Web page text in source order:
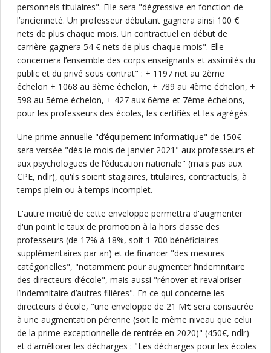
personnels titulaires". Elle sera "dégressive en fonction de
l’ancienneté. Un professeur débutant gagnera ainsi 100 €
nets de plus chaque mois. Un contractuel en début de
carrière gagnera 54 € nets de plus chaque mois". Elle
concernera l’ensemble des corps enseignants et assimilés du
public et du privé sous contrat" : + 1197 net au 2ème
échelon + 1068 au 3ème échelon, + 789 au 4ème échelon, +
598 au 5ème échelon, + 427 aux 6ème et 7ème échelons,
pour les professeurs des écoles, les certifiés et les agrégés.
Une prime annuelle "d’équipement informatique" de 150€
sera versée "dès le mois de janvier 2021" aux professeurs et
aux psychologues de l’éducation nationale" (mais pas aux
CPE, ndlr), qu'ils soient stagiaires, titulaires, contractuels, à
temps plein ou à temps incomplet.
L'autre moitié de cette enveloppe permettra d'augmenter
d'un point le taux de promotion à la hors classe des
professeurs (de 17% à 18%, soit 1 700 bénéficiaires
supplémentaires par an) et de financer "des mesures
catégorielles", "notamment pour augmenter l’indemnitaire
des directeurs d’école", mais aussi "rénover et revaloriser
l’indemnitaire d’autres filières". En ce qui concerne les
directeurs d'école, "une enveloppe de 21 M€ sera consacrée
à une augmentation pérenne (soit le même niveau que celui
de la prime exceptionnelle de rentrée en 2020)" (450€, ndlr)
et d'améliorer les décharges : "Les décharges pour les écoles